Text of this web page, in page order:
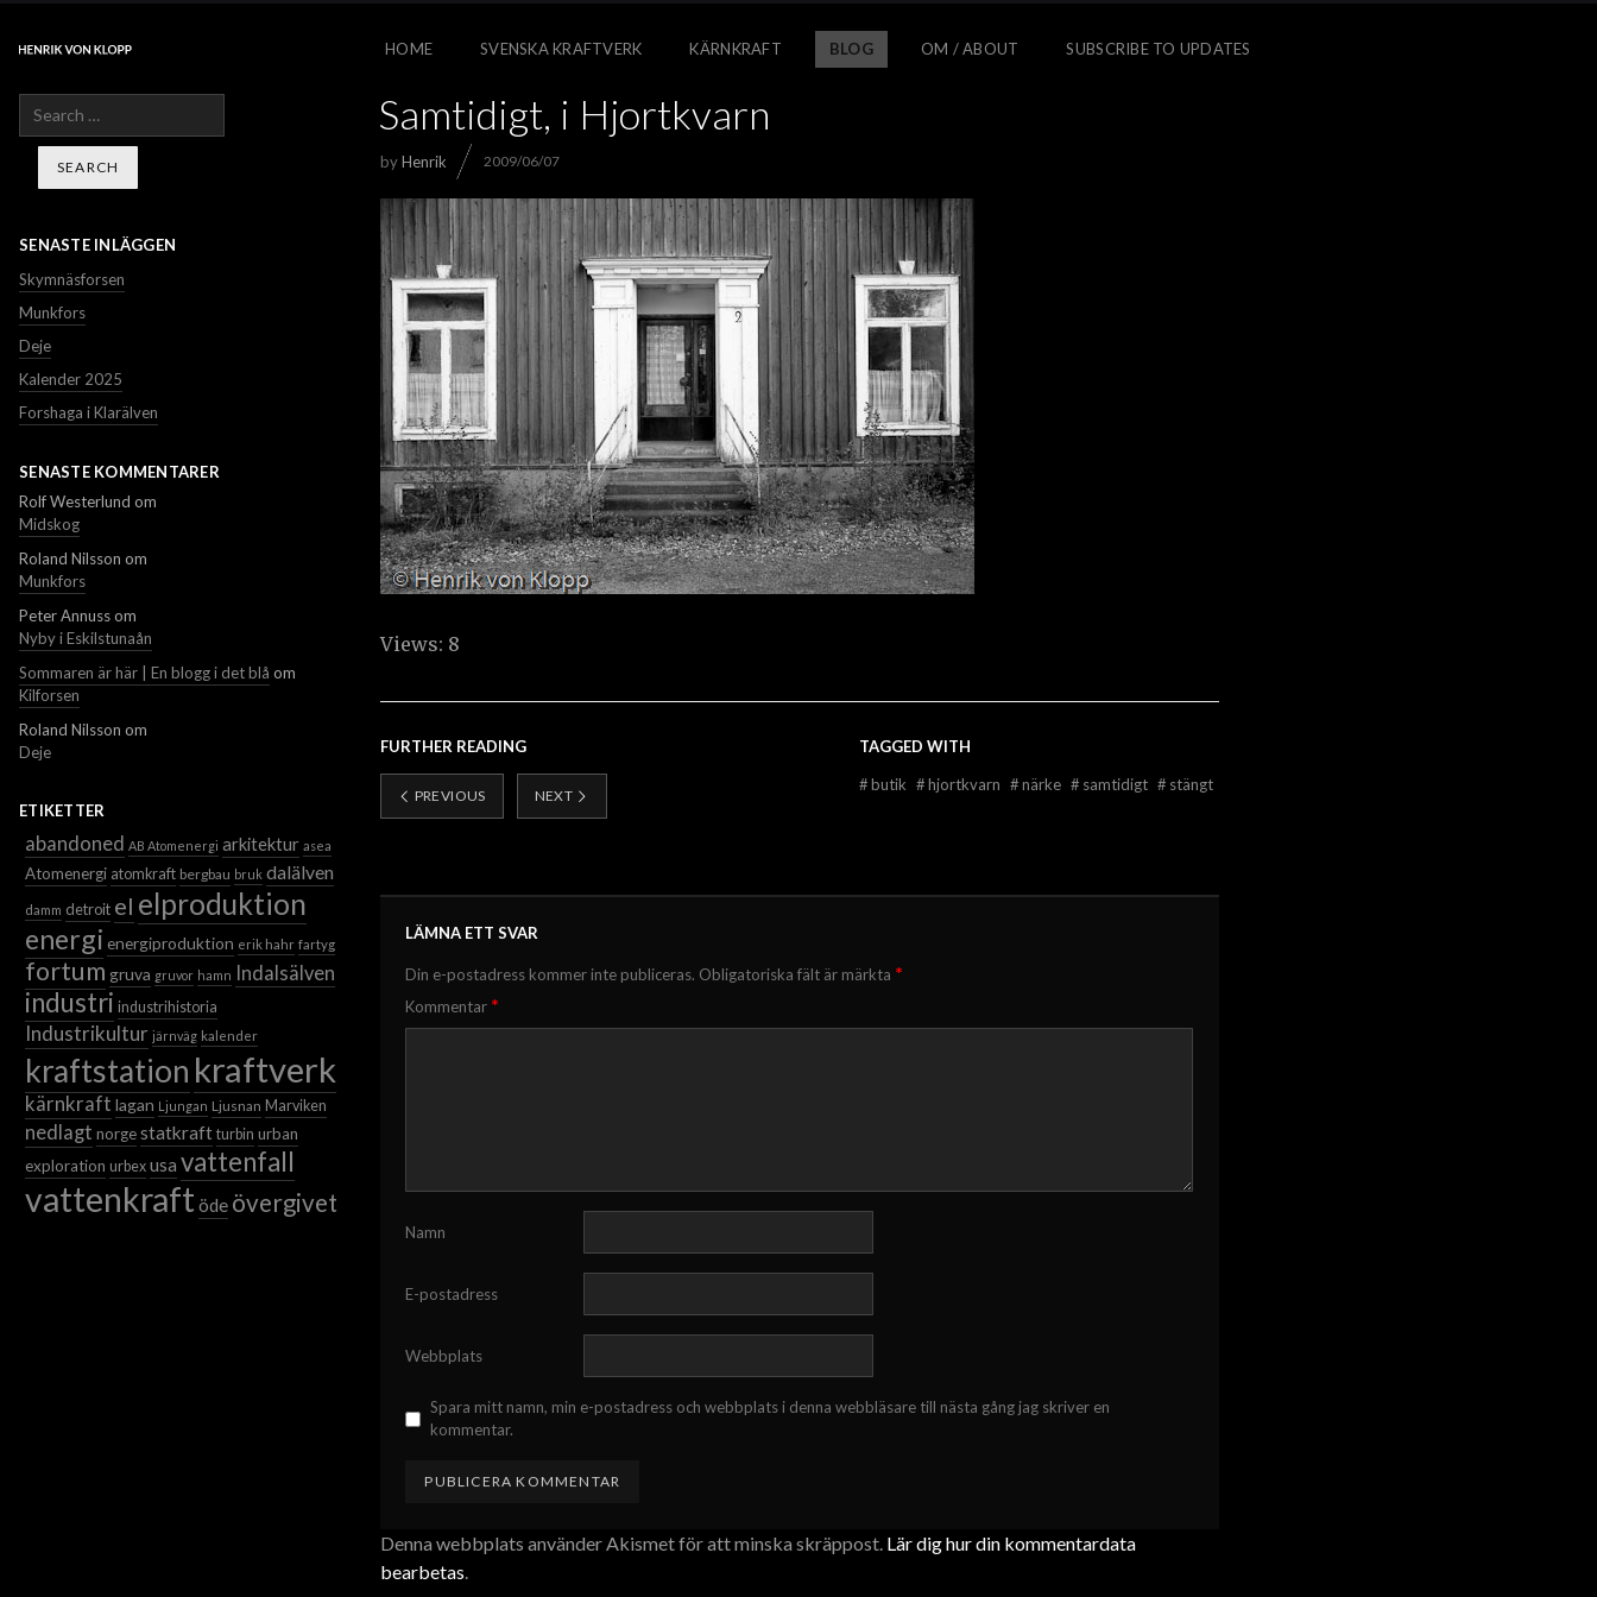
HOME SVENSKA KRAFTVERK KÄRNKRAFT BLOG OM / ABOUT SUBSCRIBE TO UPDATES
Samtidigt, i Hjortkvarn
byHenrik 2009/06/07
Views: 8
FURTHER READING
PREVIOUS NEXT
TAGGED WITH
#butik #hjortkvarn #närke # samtidigt # stängt
LÄMNA ETT SVAR
Din e-postadress kommer inte publiceras. Obligatoriska fält är märkta *
Kommentar *
Namn
E-postadress
Webbplats
Spara mitt namn, min e-postadress och webbplats i denna webbläsare till nästa gång jag skriver en
kommentar.
Denna webbplats använder Akismet för att minska skräppost. Lär dig hur din kommentardata
bearbetas
Search
SENASTE INLÄGGEN
Skymnäsforsen
Munkfors
Deje
Kalender 2025
Forshaga i Klarälven
SENASTE KOMMENTARER
Rolf Westerlund om
Midskog
Roland Nilsson om
Munkfors
Peter Annussom
Nyby i Eskilstunaån
Sommaren är här | En blogg i det blå om
Kilforsen
Roland Nilsson om
Deje
ETIKETTER
abandoned AB Atomenergi arkitektur asea
Atomenergi atomkraft bergbau bruk dalälven
damm detroit el elproduktion
energi energiproduktion erik hahr fartyg
fortum gruva gruvor hamn Indalsälven
industri industrihistoria
Industrikultur järnväg kalender
kraftstation kraftverk
kärnkraft lagan Ljungan Ljusnan Marviken
nedlagt norgestatkraft turbin urban
exploration urbex usa vattenfall
vattenkraft öde övergivet